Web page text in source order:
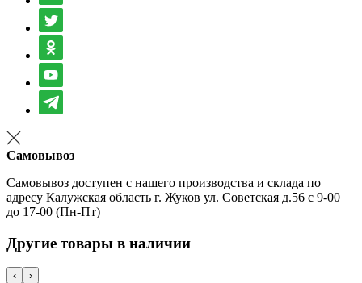
Самовывоз
Самовывоз доступен с нашего производства и склада по
адресу Калужская область г. Жуков ул. Советская д.56 с 9-00
до 17-00 (Пн-Пт)
Другие товары в наличии
‹ ›